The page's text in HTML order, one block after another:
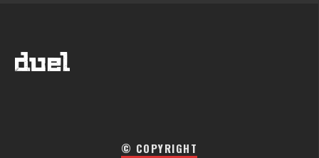
© COPYRIGHT